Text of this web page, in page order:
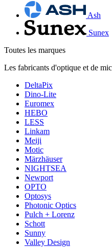
Ash
Sunex
Toutes les marques
Les fabricants d'optique et de
DeltaPix
Dino-Lite
Euromex
HEBO
LESS
Linkam
Meiji
Motic
Märzhäuser
NIGHTSEA
Newport
OPTO
Optosys
Photonic Optics
Pulch + Lorenz
Schott
Sunny
Valley Design